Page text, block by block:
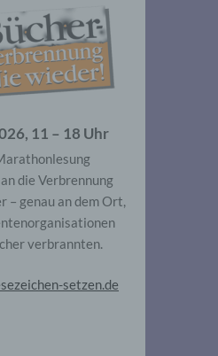
11 – 18 Uhr
die Verbrennung
– genau an dem Ort,
verbrannten.
setzen.de